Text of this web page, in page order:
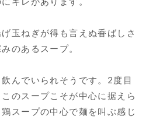
玉ねぎが得も言えぬ香ばしさ
のあるスープ。
んでいられそうです。2度目
のスープこそが中心に据えら
スープの中心で麺を叫ぶ感じ